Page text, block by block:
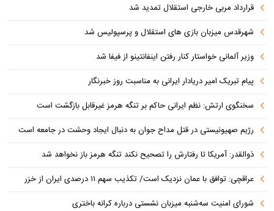
قرارداد مربی خارجی استقلال تمدید شد
شهرقدس میزبان بازی های استقلال و پرسپولیس شد
وزیر آلمانی خواستار کنار رفتن اینفانتینو از فیفا شد
پیام تبریک امیر دریادار ایرانی به مناسبت روز خبرنگار
سخنگوی ارتش: نظم ایرانی حاکم بر تنگه هرمز غیرقابل بازگشت است
رژیم صهیونیستی در قتل مداح جوان به دنبال ایجاد وحشت در جامعه است
ذوالقدر: آمریکا تا رفتارش را تصحیح نکند تنگه هرمز باز نخواهد شد
عراقچی: توافق با عمان نزدیک است/ تکذیب سهم ۱۱ درصدی ایران از خزر
شورای امنیت سه‌شنبه میزبان نشستی درباره کرانه باختری